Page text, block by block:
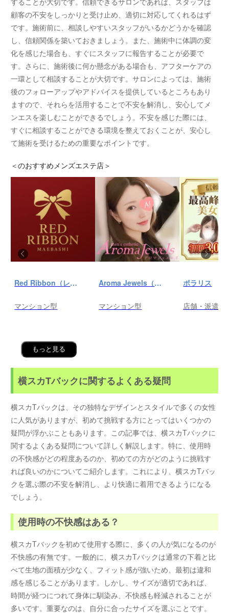
顧客の不安をしっかりと受け止め、適切に対応してくれるはず
です。施術前に、相談しやすいスタッフがいるかどうかを確認
し、信頼関係を築いておきましょう。また、施術中に体調の変
化を感じた場合も、すぐにスタッフに報告することが必要で
す。さらに、施術後に何か懸念がある場合も、アフターケアの
一環として相談することが大切です。サロンによっては、施術
後のフォローアップやアドバイスを提供しているところもあり
ますので、それらを活用することで不安を解消し、安心してメ
ンエスを楽しむことができるでしょう。不安を感じた際には、
すぐに相談することができる環境を整えておくことが、安心し
て施術を受けるための重要なポイントです。
＜のおすすめメンズエステ店＞
Red Ribbon（レッドリボン）前橋
マンション型
Aroma Jewels（アロマ ジュエルズ）秋葉原ルーム
マンション型
ポラリス
店舗・派遣
もっと見る
横スカTバックに関するよくある疑問
横スカTバックは、その独特なデザインとスタイルで多くの女性
に人気がありますが、初めて挑戦する方にとってはいくつかの
疑問が浮かぶこともあります。この記事では、横スカTバックに
関するよくある疑問について詳しく解説します。特に、使用時
の不快感がどの程度あるのか、初めての方がどのように挑戦す
れば良いのかについてご紹介します。これにより、横スカTバッ
クを選ぶ際の不安を解消し、より快適に着用できるようになる
でしょう。
使用時の不快感はある？
横スカTバックを初めて使用する際に、多くの人が気になるのが
不快感の有無です。一般的に、横スカTバックは通常の下着と比
べて生地の面積が少なく、フィット感が強いため、最初は違和
感を感じることがあります。しかし、サイズが適切であれば、
時間が経つにつれて身体に馴染み、不快感も軽減されることが
多いです。重要なのは、自分に合ったサイズを選ぶことです。